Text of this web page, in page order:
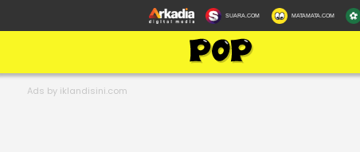
SUARA.COM MATAMATA.COM